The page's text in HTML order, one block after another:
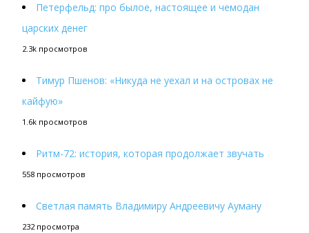
Петерфельд: про былое, настоящее и чемодан
царских денег
2.3k просмотров
Тимур Пшенов: «Никуда не уехал и на островах не
кайфую»
1.6k просмотров
Ритм-72: история, которая продолжает звучать
558 просмотров
Светлая память Владимиру Андреевичу Ауману
232 просмотра